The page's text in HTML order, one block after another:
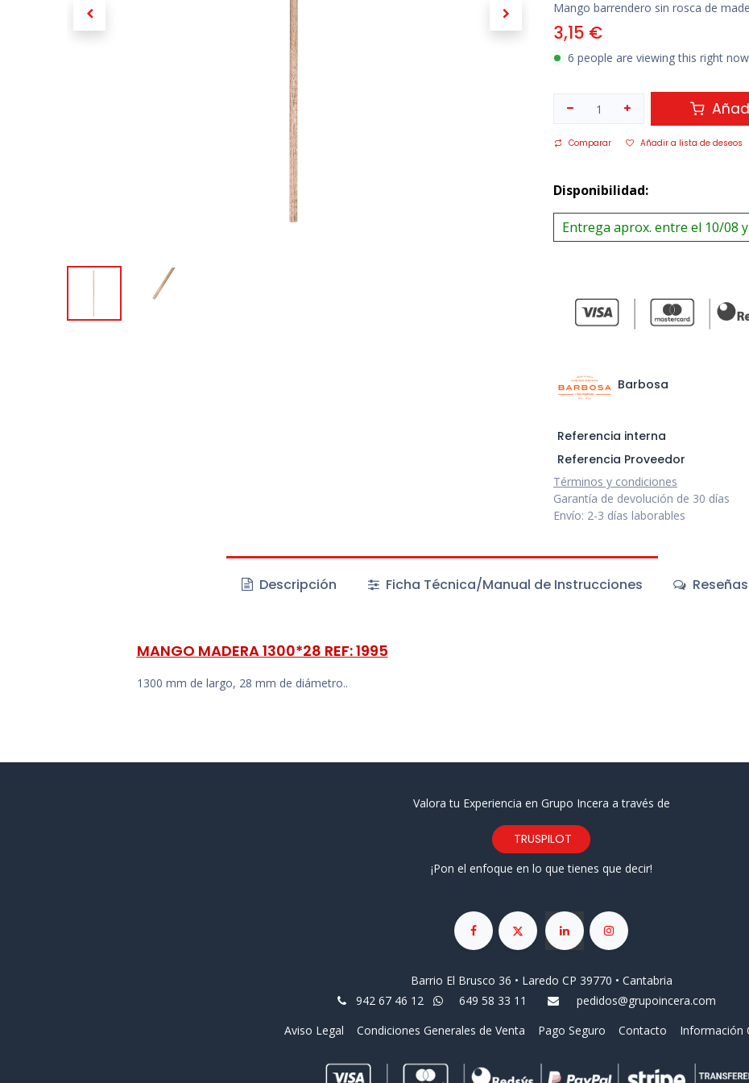
Mango barrendero sin rosca de
3,15 €
6 people are viewing this right now
Comparar Añadir a lista de deseos
Disponibilidad:
Entrega aprox. entre el 10/08
Barbosa
Referencia interna
Referencia Proveedor
Términos y condiciones
Garantía de devolución de 30 días
Envío: 2-3 días laborables
Descripción Ficha Técnica/Manual de Instrucciones
MANGO MADERA 1300*28 REF: 1995
1300 mm de largo, 28 mm de diámetro..
Valora tu Experiencia en Grupo Incera a través de
TRUSPILOT
¡Pon el enfoque en lo que tienes que decir!
Barrio El Brusco 36 • Laredo CP 39770 • Cantabria
942 67 46 12
649 58 33 11
pedidos@grupoincera.com
Aviso Legal
Condiciones Generales de Venta Pago Seguro Contacto Información